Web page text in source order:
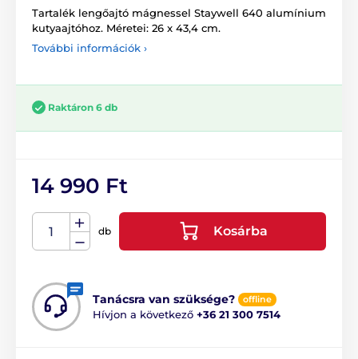
Tartalék lengőajtó mágnessel Staywell 640 alumínium
kutyaajtóhoz. Méretei: 26 x 43,4 cm.
További információk ›
Raktáron 6 db
14 990 Ft
db Kosárba
Tanácsra van szüksége? offline
Hívjon a következő +36 21 300 7514